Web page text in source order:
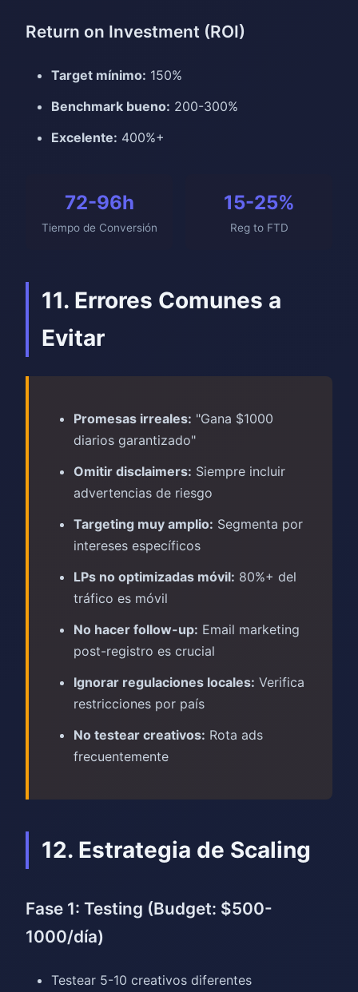
Return on Investment (ROI)
Target mínimo: 150%
Benchmark bueno: 200-300%
Excelente: 400%+
72-96h
Tiempo de Conversión
15-25%
Reg to FTD
11. Errores Comunes a
Evitar
Promesas irreales: "Gana $1000
diarios garantizado"
Omitir disclaimers: Siempre incluir
advertencias de riesgo
Targeting muy amplio: Segmenta por
intereses específicos
LPs no optimizadas móvil: 80%+ del
tráfico es móvil
No hacer follow-up: Email marketing
post-registro es crucial
Ignorar regulaciones locales: Verifica
restricciones por país
No testear creativos: Rota ads
frecuentemente
12. Estrategia de Scaling
Fase 1: Testing (Budget: $500-
1000/día)
Testear 5-10 creativos diferentes